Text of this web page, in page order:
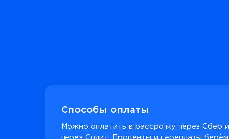
Способы оплаты
Можно оплатить в рассрочку через Сбер
через Сплит. Проценты и переплаты берём